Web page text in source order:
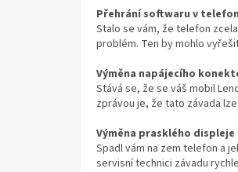
Přehrání softwaru v
Stalo se vám, že telefon
problém. Ten by mohlo
Výměna napájecího
Stává se, že se váš mobil
zprávou je, že tato závada
Výměna prasklého
Spadl vám na zem telefon a
servisní technici závadu